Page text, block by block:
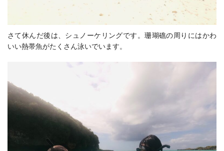
さて休んだ後は、シュノーケリングです。珊瑚礁の周りにはかわ
いい熱帯魚がたくさん泳いでいます。